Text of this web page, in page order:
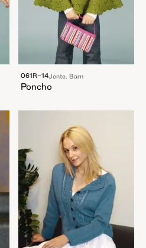
061R-14Jente, Barn
Poncho